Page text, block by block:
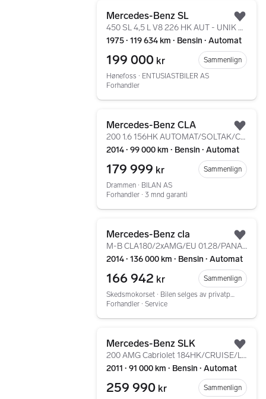
Mercedes-Benz SL
450 SL 4,5 L V8 226 HK AUT - UNIK HISTORIE PÅ BILEN
1975 ∙ 119 634 km ∙ Bensin ∙ Automat
199 000 kr
Sammenlign
Hønefoss ∙ ENTUSIASTBILER AS
Forhandler
Mercedes-Benz CLA
200 1.6 156HK AUTOMAT/SOLTAK/CRUISE/DAB/NAVI/R.KAM+++
2014 ∙ 99 000 km ∙ Bensin ∙ Automat
179 999 kr
Sammenlign
Drammen ∙ BILAN AS
Forhandler ∙ 3 mnd garanti
Mercedes-Benz cla
M-B CLA180/2xAMG/EU 01.28/PANAROMA/R.KAM/FULL SERVICE
2014 ∙ 136 000 km ∙ Bensin ∙ Automat
166 942 kr
Sammenlign
Skedsmokorset ∙ Bilen selges av privatperson. Rebil bistår selger gjennom annonseringssprosessen. Som kjøper kan du få lån, gratis forsikring, garanti og innbytte hos oss.
Forhandler ∙ Service
Mercedes-Benz SLK
200 AMG Cabriolet 184HK/CRUISE/LED/NAVI/AUTOMAT/SKINN
2011 ∙ 91 000 km ∙ Bensin ∙ Automat
259 990 kr
Sammenlign